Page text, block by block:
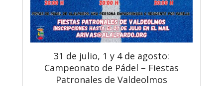
31 de julio, 1 y 4 de agosto:
Campeonato de Pádel – Fiestas
Patronales de Valdeolmos